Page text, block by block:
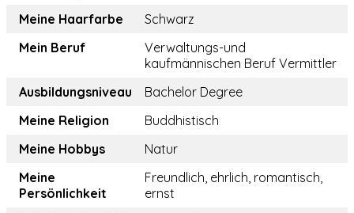
Meine Haarfarbe
Schwarz
Mein Beruf
Verwaltungs-und
kaufmännischen Beruf Vermittler
Ausbildungsniveau
Bachelor Degree
Meine Religion
Buddhistisch
Meine Hobbys
Natur
Meine
Persönlichkeit
Freundlich, ehrlich, romantisch,
ernst